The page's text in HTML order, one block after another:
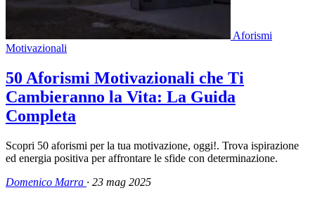
Aforismi
Motivazionali
50 Aforismi Motivazionali che Ti
Cambieranno la Vita: La Guida
Completa
Scopri 50 aforismi per la tua motivazione, oggi!. Trova ispirazione
ed energia positiva per affrontare le sfide con determinazione.
Domenico Marra · 23 mag 2025